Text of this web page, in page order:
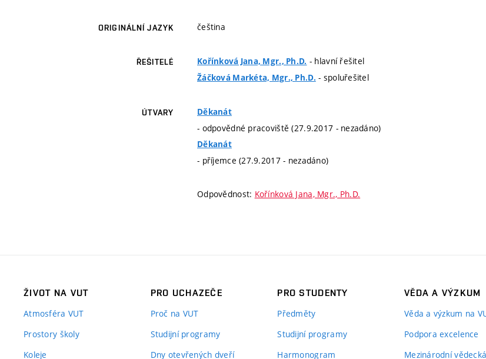
ORIGINÁLNÍ JAZYK čeština
ŘEŠITELÉ Kořínková Jana, Mgr., Ph.D. - hlavní řešitel
Žáčková Markéta, Mgr., Ph.D. - spoluřešitel
ÚTVARY Děkanát
- odpovědné pracoviště (27.9.2017 - nezadáno)
Děkanát
- příjemce (27.9.2017 - nezadáno)
Odpovědnost: Kořínková Jana, Mgr., Ph.D.
ŽIVOT NA VUT
Atmosféra VUT
Prostory školy
Koleje
PRO UCHAZEČE
Proč na VUT
Studijní programy
Dny otevřených dveří
PRO STUDENTY
Předměty
Studijní programy
Harmonogram
VĚDA A VÝZKUM
Věda a výzkum na
Podpora excelence
Mezinárodní